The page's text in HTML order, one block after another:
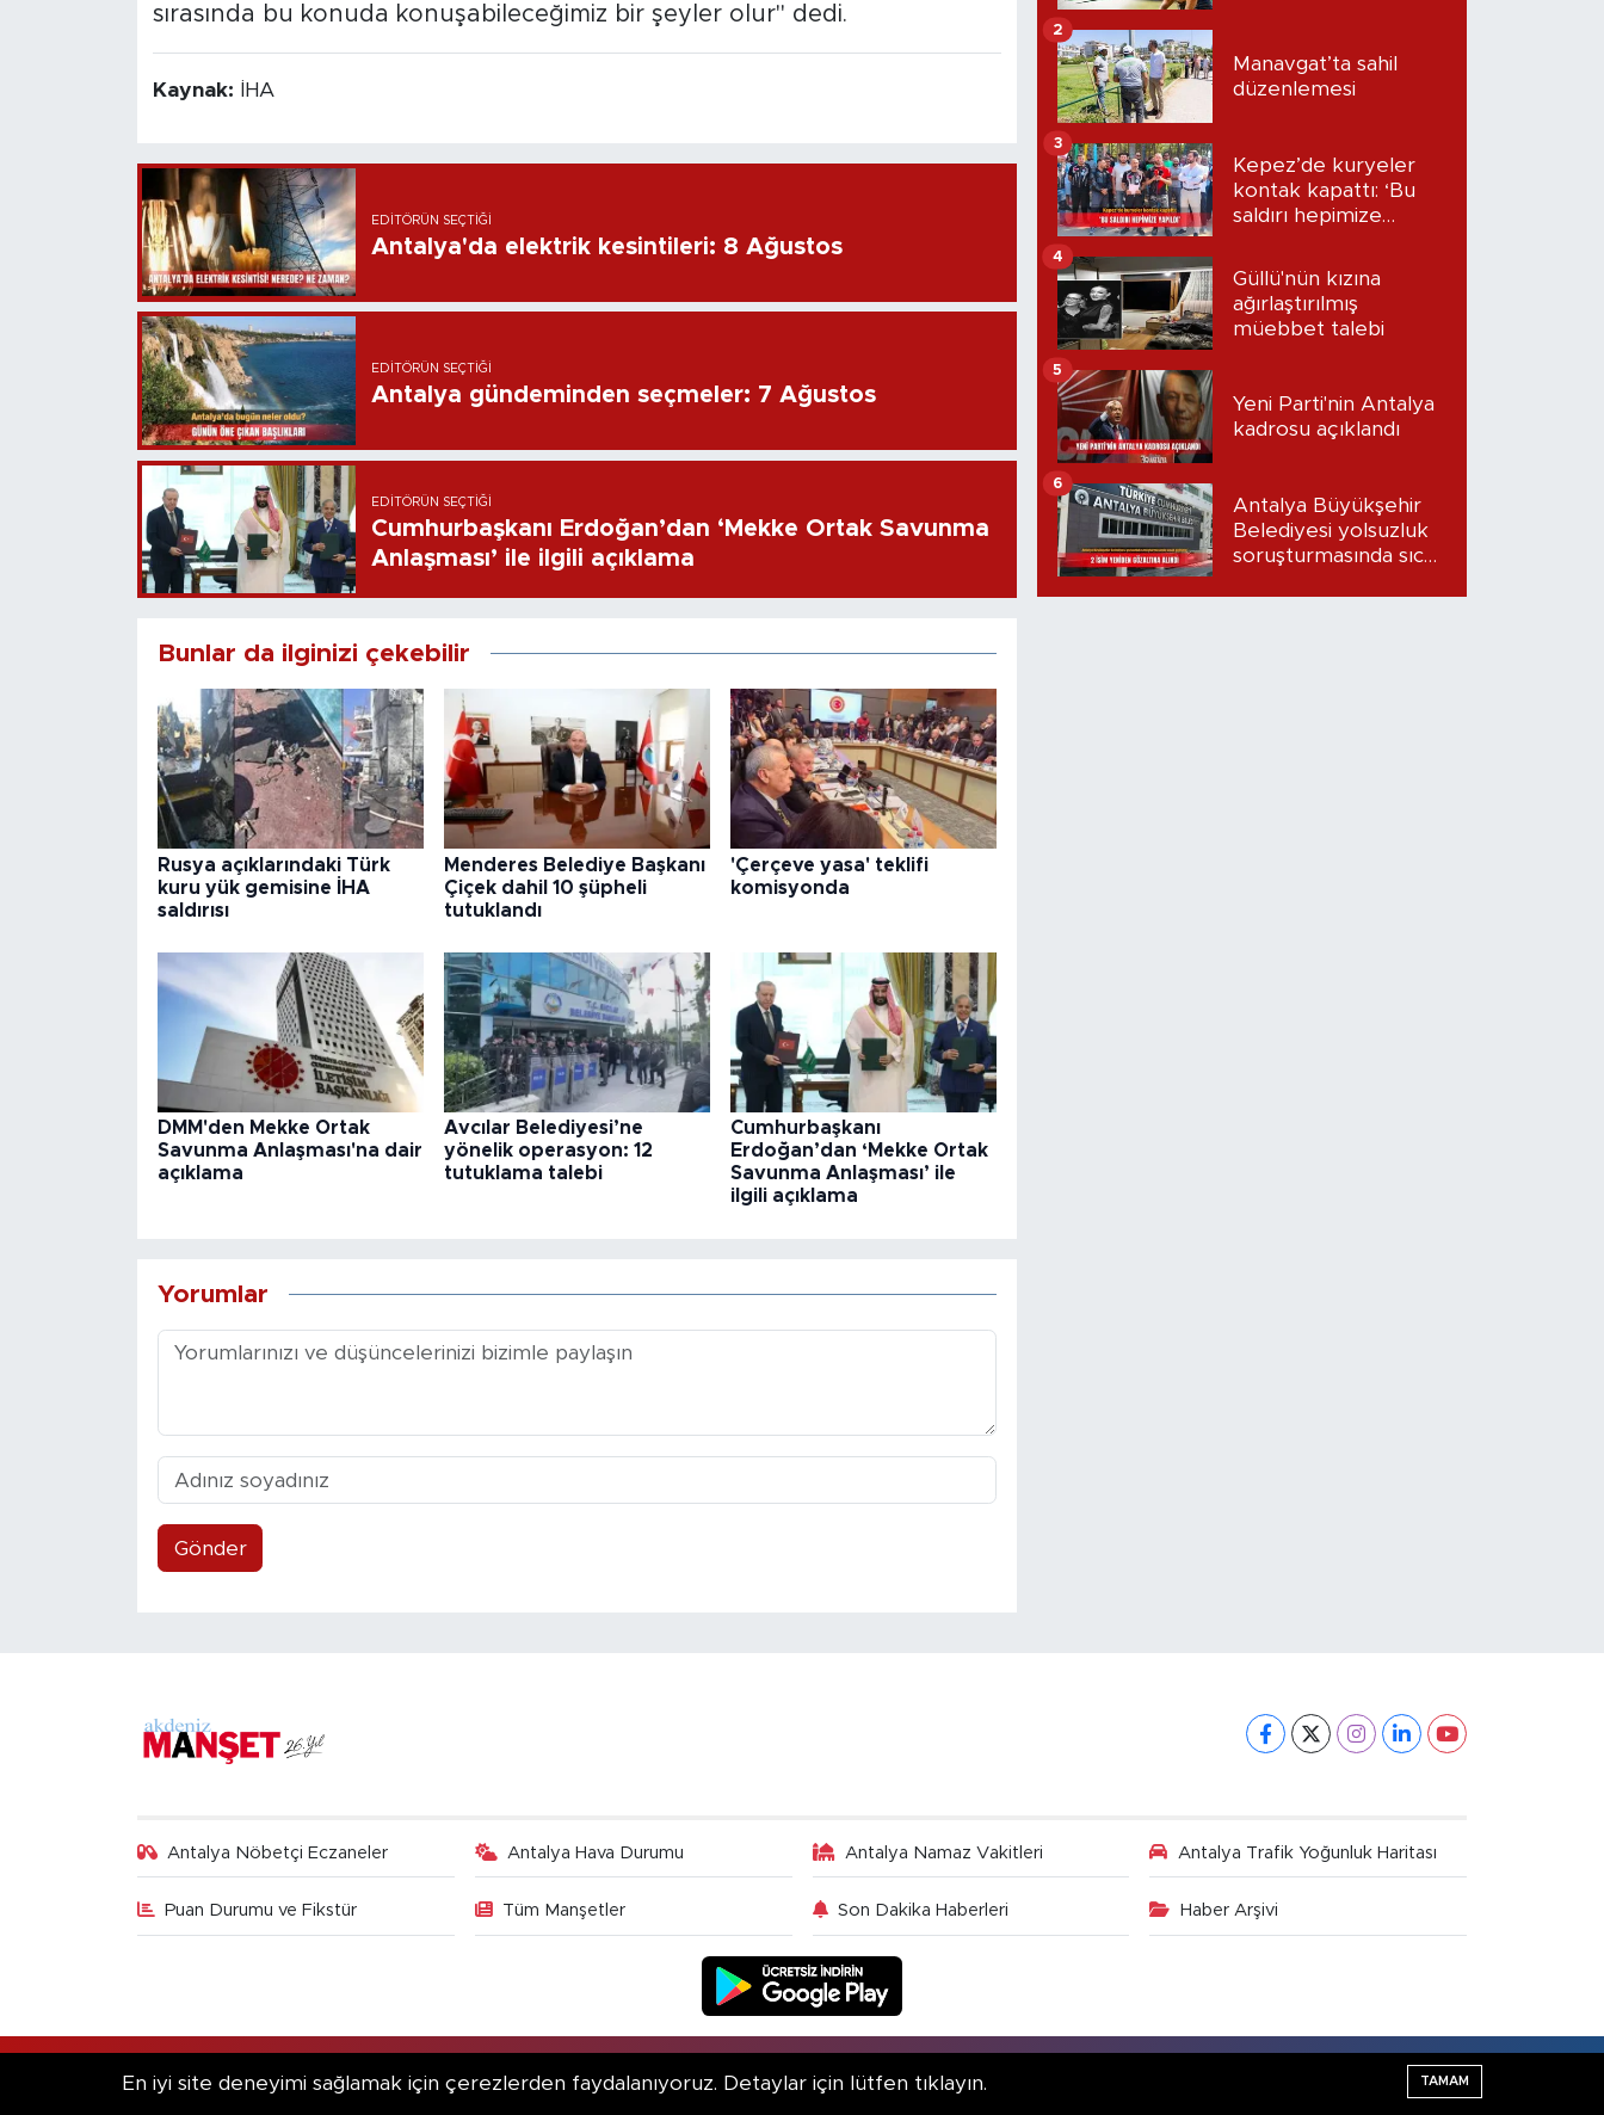
sırasında bu konuda konuşabileceğimiz bir şeyler olur" dedi.
Kaynak: İHA
EDITÖRÜN SEÇTIĞI
Antalya'da elektrik kesintileri: 8 Ağustos
EDITÖRÜN SEÇTIĞI
Antalya gündeminden seçmeler: 7 Ağustos
EDITÖRÜN SEÇTIĞI
Cumhurbaşkanı Erdoğan’dan ‘Mekke Ortak Savunma
Anlaşması’ ile ilgili açıklama
Bunlar da ilginizi çekebilir
Rusya açıklarındaki Türk
kuru yük gemisine İHA
saldırısı
Menderes Belediye Başkanı
Çiçek dahil 10 şüpheli
tutuklandı
'Çerçeve yasa' teklifi
komisyonda
DMM'den Mekke Ortak
Savunma Anlaşması'na dair
açıklama
Avcılar Belediyesi’ne
yönelik operasyon: 12
tutuklama talebi
Cumhurbaşkanı
Erdoğan’dan ‘Mekke Ortak
Savunma Anlaşması’ ile
ilgili açıklama
Yorumlar
Gönder
Manavgat’ta sahil
düzenlemesi
2
Kepez’de kuryeler
kontak kapattı: ‘Bu
saldırı hepimize
3
Güllü'nün kızına
ağırlaştırılmış
müebbet talebi
4
Yeni Parti'nin Antalya
kadrosu açıklandı
5
Antalya Büyükşehir
Belediyesi yolsuzluk
soruşturmasında sıcak
6
Antalya Nöbetçi Eczaneler Antalya Hava Durumu Antalya Namaz Vakitleri Antalya Trafik Yoğunluk Haritası
Puan Durumu ve Fikstür Tüm Manşetler Son Dakika Haberleri Haber Arşivi
RSS Copyright © 2025. Her hakkı saklıdır. TE Bilişim
En iyi site deneyimi sağlamak için çerezlerden faydalanıyoruz. Detaylar için lütfen tıklayın. TAMAM